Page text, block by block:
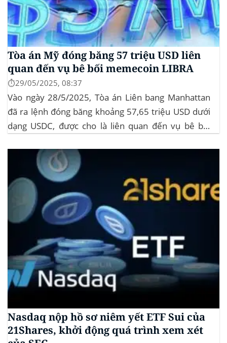
Tòa án Mỹ đóng băng 57 triệu USD liên
quan đến vụ bê bối memecoin LIBRA
⏱️29/05/2025, 08:37
Vào ngày 28/5/2025, Tòa án Liên bang Manhattan
đã ra lệnh đóng băng khoảng 57,65 triệu USD dưới
dạng USDC, được cho là liên quan đến vụ bê bối
tập thể do Burwick Law đại diện, cáo buộc các công
Nasdaq nộp hồ sơ niêm yết ETF Sui của
21Shares, khởi động quá trình xem xét